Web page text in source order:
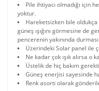
Pile ihtiyacı olmadığı için
yoktur.
Hareketsizken bile
güneş ışığını görmesine de
pencerenin yakınında
Üzerindeki Solar panel ile
Ne kadar çok ışık alırsa o
Üstelik de hiç bakım
Güneş enerjisi sayesinde
Renk asorti olarak